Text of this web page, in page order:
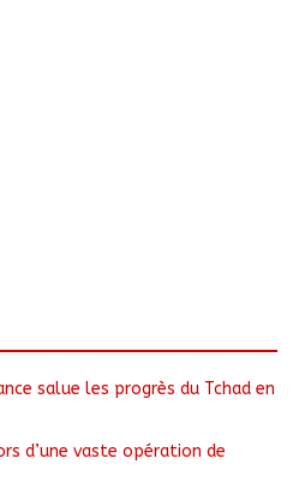
salue les progrès du Tchad en
d’une vaste opération de